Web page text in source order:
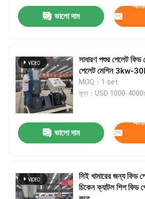
আমাদের সম্পর্কে
মান নিয়ন্ত্রণ
আমাদের সাথে যোগাযোগ করুন
উদ্ধৃতির জন্য আবেদন
কাঠের পিলেট মিল
ভালো দাম
সাধারণ পশুর পেলেট ফিড
পেলেট মেশিন 3kw-
MOQ：1 set
মূল্য：USD 1000-
ভালো দাম
সিই খামারের জন্য ফিড
চিকেন ক্যাটল শিপ ফিড